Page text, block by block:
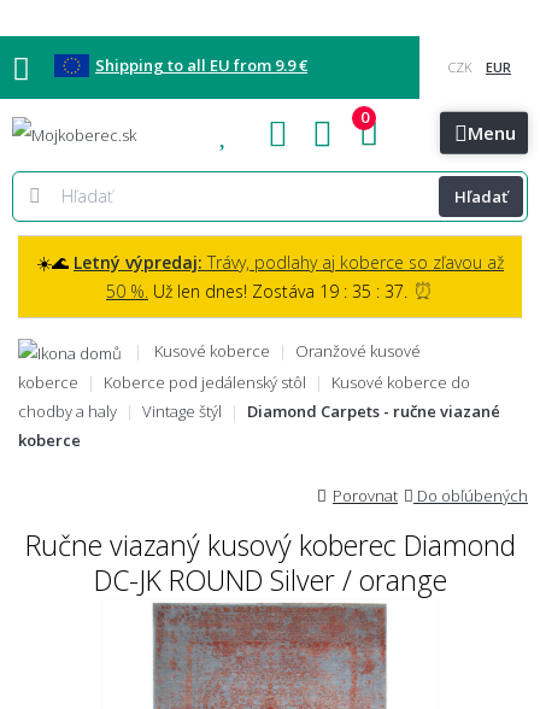
Shipping to all EU from 9.9 €
Blog Kontakt Menu
Hľadať
0
☀️🌊 Letný výpredaj: Trávy, podlahy aj koberce so zľavou až
50 %. Už len dnes! Zostáva 19 : 35 : 36. ⏰
Kusové koberce
Oranžové kusové
koberce
Koberce pod jedálenský stôl
Kusové koberce do
chodby a haly
Vintage štýl
Diamond Carpets - ručne viazané
koberce
Porovnat Do obľúbených
Ručne viazaný kusový koberec Diamond
DC-JK ROUND Silver / orange